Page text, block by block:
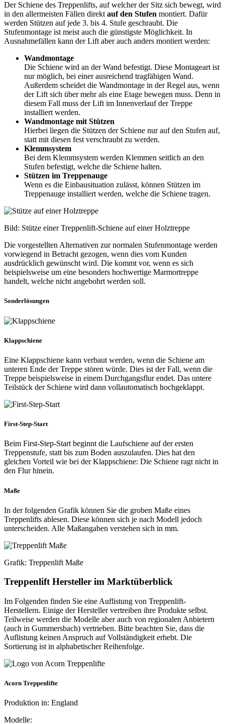
Der Schiene des Treppenlifts, auf welcher der Sitz sich bewegt, wird
in den allermeisten Fällen direkt auf den Stufen montiert. Dafür
werden Stützen auf jede 3. bis 4. Stufe geschraubt. Die
Stufenmontage ist meist auch die günstigste Möglichkeit. In
Ausnahmefällen kann der Lift aber auch anders montiert werden:
Wandmontage
Die Schiene wird an der Wand befestigt. Diese Montageart ist
nur möglich, bei einer ausreichend tragfähigen Wand.
Außerdem scheidet die Wandmontage in der Regel aus, wenn
der Lift sich über mehr als eine Etage bewegen muss. Denn in
diesem Fall muss der Lift im Innenverlauf der Treppe
installiert werden.
Wandmontage mit Stützen
Hierbei liegen die Stützen der Schiene nur auf den Stufen auf,
statt mit diesen fest verschraubt zu werden.
Klemmsystem
Bei dem Klemmsystem werden Klemmen seitlich an den
Stufen befestigt, welche die Schiene halten.
Stützen im Treppenauge
Wenn es die Einbausituation zulässt, können Stützen im
Treppenauge installiert werden, welche die Schiene tragen.
Bild: Stütze einer Treppenlift-Schiene auf einer Holztreppe
Die vorgestellten Alternativen zur normalen Stufenmontage werden
vorwiegend in Betracht gezogen, wenn dies vom Kunden
ausdrücklich gewünscht wird. Die kommt vor, wenn es sich
beispielsweise um eine besonders hochwertige Marmortreppe
handelt, welche nicht angebohrt werden soll.
Sonderlösungen
Klappschiene
Eine Klappschiene kann verbaut werden, wenn die Schiene am
unteren Ende der Treppe stören würde. Dies ist der Fall, wenn die
Treppe beispielsweise in einem Durchgangsflur endet. Das untere
Teilstück der Schiene wird dann vollautomatisch hochgeklappt.
First-Step-Start
Beim First-Step-Start beginnt die Laufschiene auf der ersten
Treppenstufe, statt bis zum Boden auszulaufen. Dies hat den
gleichen Vorteil wie bei der Klappschiene: Die Schiene ragt nicht in
den Flur hinein.
Maße
In der folgenden Grafik können Sie die groben Maße eines
Treppenlifts ablesen. Diese können sich je nach Modell jedoch
unterscheiden. Alle Maßangaben verstehen sich in mm.
Grafik: Treppenlift Maße
Treppenlift Hersteller im Marktüberblick
Im Folgenden finden Sie eine Auflistung von Treppenlift-
Herstellern. Einige der Hersteller vertreiben ihre Produkte selbst.
Teilweise werden die Modelle aber auch von regionalen Anbietern
(auch in Gummersbach) vertrieben. Bitte beachten Sie, dass die
Auflistung keinen Anspruch auf Vollständigkeit erhebt. Die
Sortierung ist in alphabetischer Reihenfolge.
Acorn Treppenlifte
Produktion in: England
Modelle: